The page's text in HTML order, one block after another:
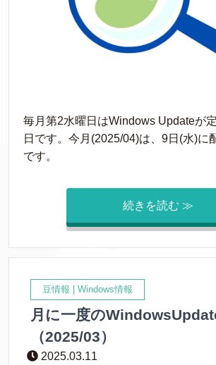
毎月第2水曜日はWindows Updateが
日です。今月(2025/04)は、9日(水)に
です。
続きを読む ≫
豆情報 Windows情報
月に一度の
（2025/03）
2025.03.11